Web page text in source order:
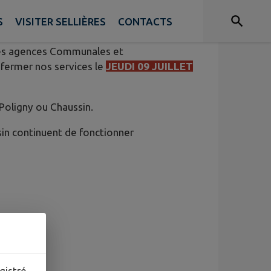
VISITER SELLIÈRES CONTACTS
agences Communales et
nos services le JEUDI 09 JUILLET
ou Chaussin.
continuent de fonctionner